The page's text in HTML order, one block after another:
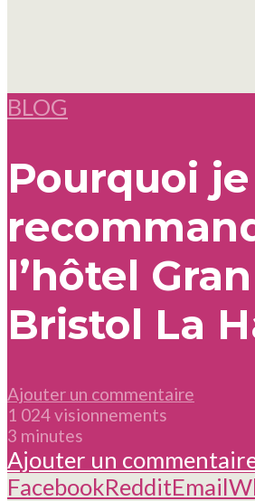
BLOG
Pourquoi je
l’hôtel
Bristol La
Ajouter un commentaire
1 024 visionnements
3 minutes
Ajouter un
FacebookRedditEmail